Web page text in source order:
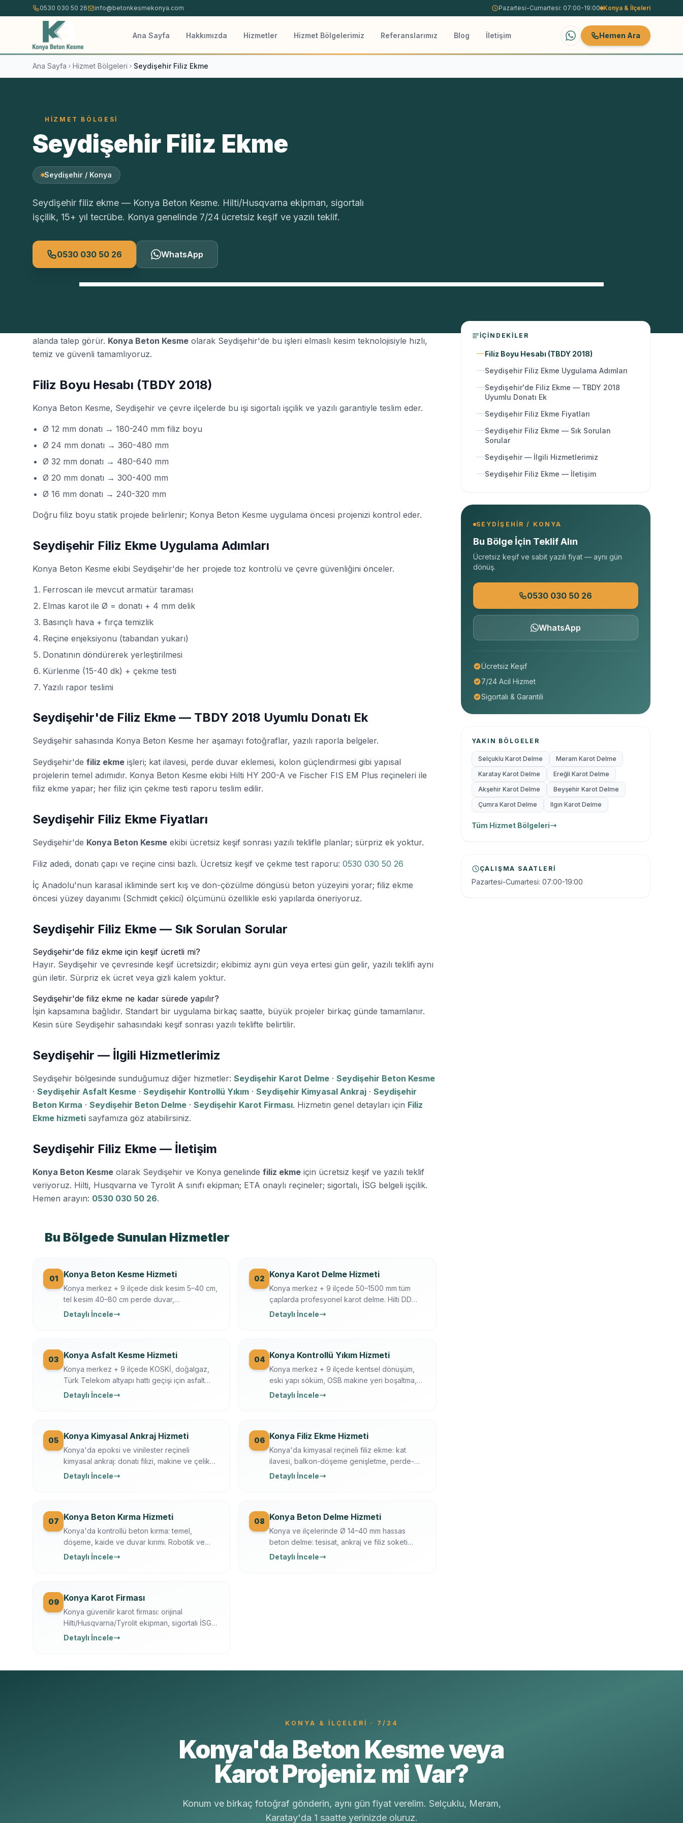
İçeriğe atla0530 030 50 26 info@betonkesmekonya.com Pazartesi-Cumartesi: 07:00-19:00 Konya & İlçeleri
Ana Sayfa Hakkımızda Hizmetler Hizmet Bölgelerimiz Referanslarımız Blog İletişim Hemen Ara
Ana Sayfa Hizmet Bölgeleri Seydişehir Filiz Ekme
HIZMET BÖLGESI
Seydişehir Filiz Ekme
Seydişehir / Konya
Seydişehir filiz ekme — Konya Beton Kesme. Hilti/Husqvarna ekipman, sigortalı
işçilik, 15+ yıl tecrübe. Konya genelinde 7/24 ücretsiz keşif ve yazılı teklif.
0530 030 50 26 WhatsApp
alanda talep görür. Konya Beton Kesme olarak Seydişehir'de bu işleri elmaslı kesim teknolojisiyle hızlı,
temiz ve güvenli tamamlıyoruz.
Filiz Boyu Hesabı (TBDY 2018)
Konya Beton Kesme, Seydişehir ve çevre ilçelerde bu işi sigortalı işçilik ve yazılı garantiyle teslim eder.
Ø 12 mm donatı → 180-240 mm filiz boyu
Ø 24 mm donatı → 360-480 mm
Ø 32 mm donatı → 480-640 mm
Ø 20 mm donatı → 300-400 mm
Ø 16 mm donatı → 240-320 mm
Doğru filiz boyu statik projede belirlenir; Konya Beton Kesme uygulama öncesi projenizi kontrol eder.
Seydişehir Filiz Ekme Uygulama Adımları
Konya Beton Kesme ekibi Seydişehir'de her projede toz kontrolü ve çevre güvenliğini önceler.
Ferroscan ile mevcut armatür taraması
Elmas karot ile Ø = donatı + 4 mm delik
Basınçlı hava + fırça temizlik
Reçine enjeksiyonu (tabandan yukarı)
Donatının döndürerek yerleştirilmesi
Kürlenme (15-40 dk) + çekme testi
Yazılı rapor teslimi
Seydişehir'de Filiz Ekme — TBDY 2018 Uyumlu Donatı Ek
Seydişehir sahasında Konya Beton Kesme her aşamayı fotoğraflar, yazılı raporla belgeler.
Seydişehir'de filiz ekme işleri; kat ilavesi, perde duvar eklemesi, kolon güçlendirmesi gibi yapısal
projelerin temel adımıdır. Konya Beton Kesme ekibi Hilti HY 200-A ve Fischer FIS EM Plus reçineleri ile
filiz ekme yapar; her filiz için çekme testi raporu teslim edilir.
Seydişehir Filiz Ekme Fiyatları
Seydişehir'de Konya Beton Kesme ekibi ücretsiz keşif sonrası yazılı teklifle planlar; sürpriz ek yoktur.
Filiz adedi, donatı çapı ve reçine cinsi bazlı. Ücretsiz keşif ve çekme test raporu: 0530 030 50 26
İç Anadolu'nun karasal ikliminde sert kış ve don-çözülme döngüsü beton yüzeyini yorar; filiz ekme
öncesi yüzey dayanımı (Schmidt çekici) ölçümünü özellikle eski yapılarda öneriyoruz.
Seydişehir Filiz Ekme — Sık Sorulan Sorular
Seydişehir'de filiz ekme için keşif ücretli mi?
Hayır. Seydişehir ve çevresinde keşif ücretsizdir; ekibimiz aynı gün veya ertesi gün gelir, yazılı teklifi aynı
gün iletir. Sürpriz ek ücret veya gizli kalem yoktur.
Seydişehir'de filiz ekme ne kadar sürede yapılır?
İşin kapsamına bağlıdır. Standart bir uygulama birkaç saatte, büyük projeler birkaç günde tamamlanır.
Kesin süre Seydişehir sahasındaki keşif sonrası yazılı teklifte belirtilir.
Seydişehir — İlgili Hizmetlerimiz
Seydişehir bölgesinde sunduğumuz diğer hizmetler: Seydişehir Karot Delme · Seydişehir Beton Kesme
· Seydişehir Asfalt Kesme · Seydişehir Kontrollü Yıkım · Seydişehir Kimyasal Ankraj · Seydişehir
Beton Kırma · Seydişehir Beton Delme · Seydişehir Karot Firması. Hizmetin genel detayları için Filiz
Ekme hizmeti sayfamıza göz atabilirsiniz.
Seydişehir Filiz Ekme — İletişim
Konya Beton Kesme olarak Seydişehir ve Konya genelinde filiz ekme için ücretsiz keşif ve yazılı teklif
veriyoruz. Hilti, Husqvarna ve Tyrolit A sınıfı ekipman; ETA onaylı reçineler; sigortalı, İSG belgeli işçilik.
Hemen arayın: 0530 030 50 26.
Bu Bölgede Sunulan Hizmetler
01 Konya Beton Kesme Hizmeti
Konya merkez + 9 ilçede disk kesim 5–40 cm,
tel kesim 40–80 cm perde duvar,
döşeme/temel/zemin kesimi. Hilti + Husqvarna
Detaylı İncele
02 Konya Karot Delme Hizmeti
Konya merkez + 9 ilçede 50–1500 mm tüm
çaplarda profesyonel karot delme. Hilti DD
250/350, Ferroscan donatı tarama, su
Detaylı İncele
03 Konya Asfalt Kesme Hizmeti
Konya merkez + 9 ilçede KOSKİ, doğalgaz,
Türk Telekom altyapı hattı geçişi için asfalt
kesme. Husqvarna FS 7000, gece çalışma,
Detaylı İncele
04 Konya Kontrollü Yıkım Hizmeti
Konya merkez + 9 ilçede kentsel dönüşüm,
eski yapı söküm, OSB makine yeri boşaltma,
tarihi yapı kısmi yıkım. İş güvenliği + sigortalı
Detaylı İncele
05 Konya Kimyasal Ankraj Hizmeti
Konya'da epoksi ve vinilester reçineli
kimyasal ankraj: donatı filizi, makine ve çelik
kaide sabitleme. Ücretsiz keşif, çekme testi,
Detaylı İncele
06 Konya Filiz Ekme Hizmeti
Konya'da kimyasal reçineli filiz ekme: kat
ilavesi, balkon-döşeme genişletme, perde-
kolon ekleme. Ferroscan kontrollü, çekme
Detaylı İncele
07 Konya Beton Kırma Hizmeti
Konya'da kontrollü beton kırma: temel,
döşeme, kaide ve duvar kırımı. Robotik ve
hidrolik kırıcı, toz bastırma, moloz dahil,
Detaylı İncele
08 Konya Beton Delme Hizmeti
Konya ve ilçelerinde Ø 14–40 mm hassas
beton delme: tesisat, ankraj ve filiz soketi
delikleri. Elmas karot + darbeli teknik,
Detaylı İncele
09 Konya Karot Firması
Konya güvenilir karot firması: orijinal
Hilti/Husqvarna/Tyrolit ekipman, sigortalı İSG
ekip, yazılı garanti, 7/24 ücretsiz keşif. Karot
Detaylı İncele
İÇINDEKILER
Filiz Boyu Hesabı (TBDY 2018)
Seydişehir Filiz Ekme Uygulama Adımları
Seydişehir'de Filiz Ekme — TBDY 2018
Uyumlu Donatı Ek
Seydişehir Filiz Ekme Fiyatları
Seydişehir Filiz Ekme — Sık Sorulan
Sorular
Seydişehir — İlgili Hizmetlerimiz
Seydişehir Filiz Ekme — İletişim
SEYDIŞEHIR / KONYA
Bu Bölge İçin Teklif Alın
Ücretsiz keşif ve sabit yazılı fiyat — aynı gün
dönüş.
0530 030 50 26
WhatsApp
Ücretsiz Keşif
7/24 Acil Hizmet
Sigortalı & Garantili
YAKIN BÖLGELER
Selçuklu Karot Delme
Meram Karot Delme
Karatay Karot Delme
Ereğli Karot Delme
Akşehir Karot Delme
Beyşehir Karot Delme
Çumra Karot Delme
Ilgın Karot Delme
Tüm Hizmet Bölgeleri
ÇALIŞMA SAATLERI
Pazartesi-Cumartesi: 07:00-19:00
KONYA & İLÇELERI · 7/24
Konya'da Beton Kesme veya
Karot Projeniz mi Var?
Konum ve birkaç fotoğraf gönderin, aynı gün fiyat verelim. Selçuklu, Meram,
Karatay'da 1 saatte yerinizde oluruz.